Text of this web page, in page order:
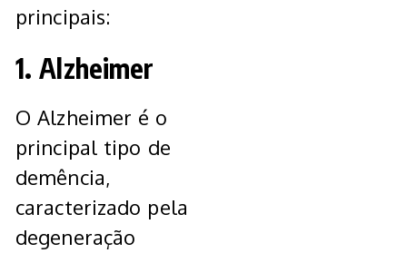
principais:
1. Alzheimer
O Alzheimer é o
principal tipo de
demência,
caracterizado pela
degeneração